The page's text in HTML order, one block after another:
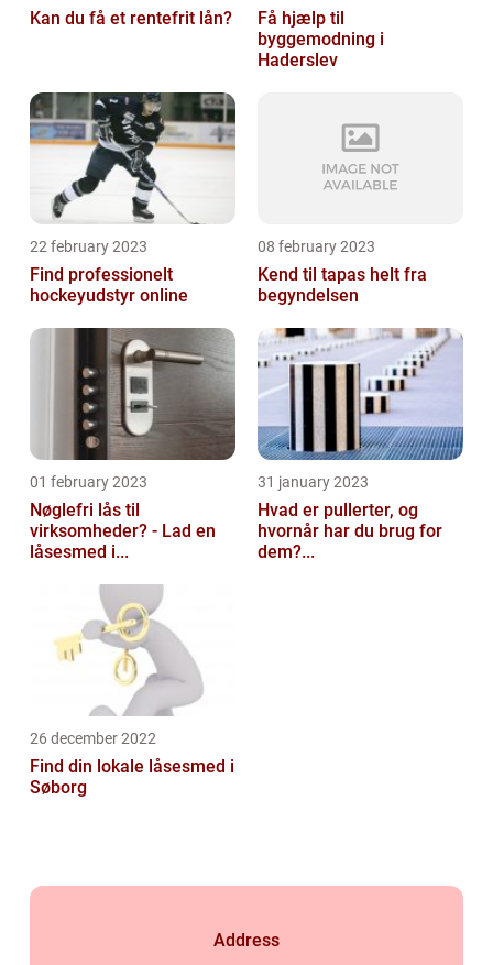
Kan du få et rentefrit lån?
Få hjælp til
byggemodning i
Haderslev
22 february 2023
Find professionelt
hockeyudstyr online
08 february 2023
Kend til tapas helt fra
begyndelsen
01 february 2023
Nøglefri lås til
virksomheder? - Lad en
låsesmed i...
31 january 2023
Hvad er pullerter, og
hvornår har du brug for
dem?...
26 december 2022
Find din lokale låsesmed i
Søborg
Address